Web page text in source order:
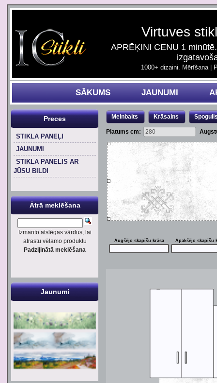
Virtuves
APRĒĶINI CENU 1
1000+ dizaini. Mērīšana |
SĀKUMS JAUNUMI
Melnbalts Krāsains
Platums cm:
Augšējo skapīšu krāsa Apakšējo skapīšu
Preces
STIKLA PANEĻI
JAUNUMI
STIKLA PANELIS AR
JŪSU BILDI
Ātrā meklēšana
Izmanto atslēgas vārdus, lai
atrastu vēlamo produktu
Padziļinātā meklēšana
Jaunumi